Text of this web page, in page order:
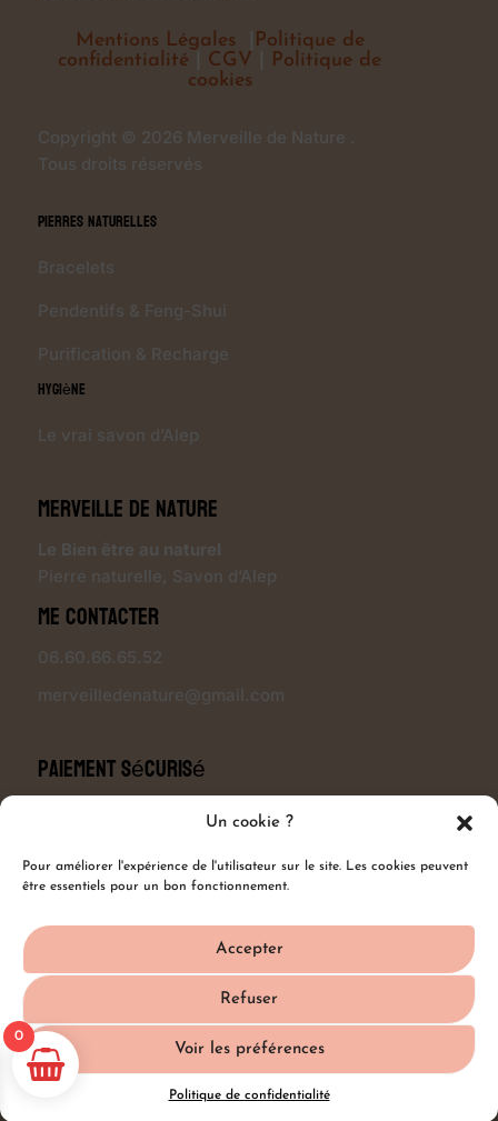
Un cookie ?
Pour améliorer l'expérience de l'utilisateur sur le site. Les cookies peuvent
être essentiels pour un bon fonctionnement.
Accepter
Refuser
Voir les préférences
Politique de confidentialité
Mentions Légales
Politique de
confidentialité
CGV
Politique de
cookies
Copyright © 2026 Merveille de Nature .
Tous droits réservés
Pierres Naturelles
Bracelets
Pendentifs & Feng-Shui
Purification & Recharge
Hygiène
Le vrai savon d’Alep
Merveille de Nature
Le Bien être au naturel
Pierre naturelle Savon d’Alep
Me contacter
06.60.66.65.52
merveilledenature@gmail.com
Paiement sécurisé
Modalités de livraison
0